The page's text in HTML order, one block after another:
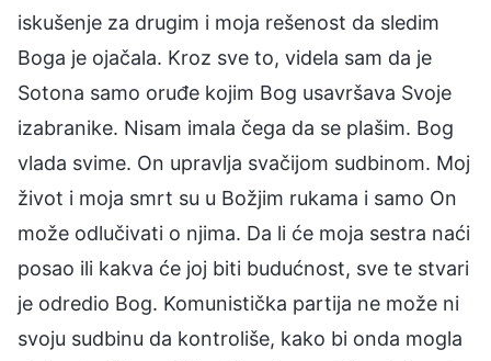
iskušenje za drugim i moja rešenost da sledim
Boga je ojačala. Kroz sve to, videla sam da je
Sotona samo oruđe kojim Bog usavršava Svoje
izabranike. Nisam imala čega da se plašim. Bog
vlada svime. On upravlja svačijom sudbinom. Moj
život i moja smrt su u Božjim rukama i samo On
može odlučivati o njima. Da li će moja sestra naći
posao ili kakva će joj biti budućnost, sve te stvari
je odredio Bog. Komunistička partija ne može ni
svoju sudbinu da kontroliše, kako bi onda mogla